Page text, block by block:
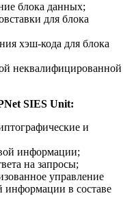
блока данных;
для блока
хэш-кода для блока
неквалифицированной
SIES Unit:
и
информации;
на запросы;
управление
в составе